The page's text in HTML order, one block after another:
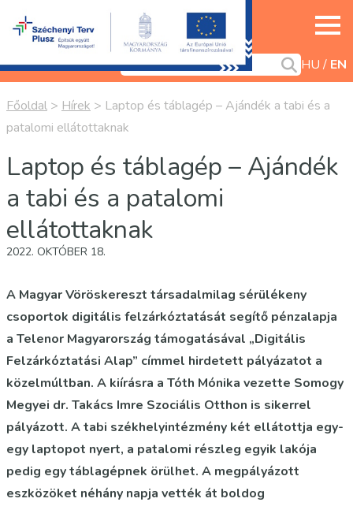
HU EN
Főoldal > Hírek > Laptop és táblagép – Ajándék a tabi és a
patalomi ellátottaknak
Laptop és táblagép – Ajándék
a tabi és a patalomi
ellátottaknak
2022. OKTÓBER 18.
A Magyar Vöröskereszt társadalmilag sérülékeny
csoportok digitális felzárkóztatását segítő pénzalapja
a Telenor Magyarország támogatásával „Digitális
Felzárkóztatási Alap” címmel hirdetett pályázatot a
közelmúltban. A kiírásra a Tóth Mónika vezette Somogy
Megyei dr. Takács Imre Szociális Otthon is sikerrel
pályázott. A tabi székhelyintézmény két ellátottja egy-
egy laptopot nyert, a patalomi részleg egyik lakója
pedig egy táblagépnek örülhet. A megpályázott
eszközöket néhány napja vették át boldog